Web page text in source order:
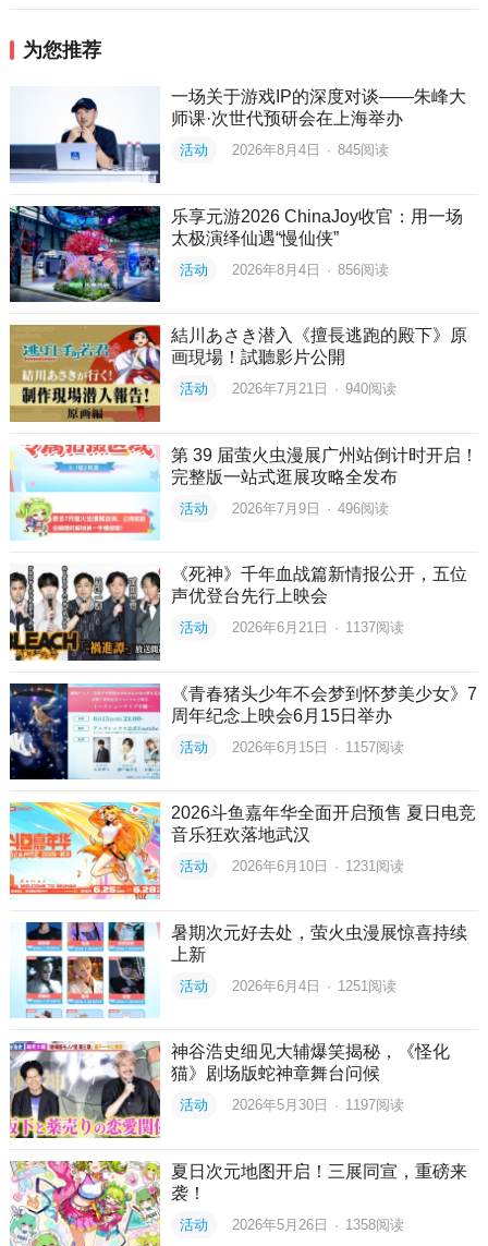
为您推荐
一场关于游戏IP的深度对谈——朱峰大
师课·次世代预研会在上海举办
活动 2026年8月4日 · 845阅读
乐享元游2026 ChinaJoy收官：用一场
太极演绎仙遇“慢仙侠”
活动 2026年8月4日 · 856阅读
結川あさき潜入《擅長逃跑的殿下》原
画現場！試聽影片公開
活动 2026年7月21日 · 940阅读
第 39 届萤火虫漫展广州站倒计时开启！
完整版一站式逛展攻略全发布
活动 2026年7月9日 · 496阅读
《死神》千年血战篇新情报公开，五位
声优登台先行上映会
活动 2026年6月21日 · 1137阅读
《青春猪头少年不会梦到怀梦美少女》7
周年纪念上映会6月15日举办
活动 2026年6月15日 · 1157阅读
2026斗鱼嘉年华全面开启预售 夏日电竞
音乐狂欢落地武汉
活动 2026年6月10日 · 1231阅读
暑期次元好去处，萤火虫漫展惊喜持续
上新
活动 2026年6月4日 · 1251 阅读
神谷浩史细见大辅爆笑揭秘，《怪化
猫》剧场版蛇神章舞台问候
活动 2026年5月30日 · 1197阅读
夏日次元地图开启！三展同宣，重磅来
袭！
活动 2026年5月26日 · 1358阅读